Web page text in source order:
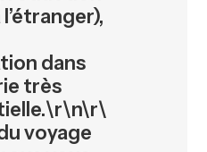
dans
très
voyage